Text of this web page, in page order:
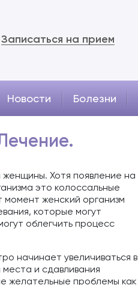
Записаться на прием
Новости Болезни
Хотя появление на
это колоссальные
момент женский организм
которые могут
облегчить процесс
начинает увеличиваться в
и сдавливания
желательные проблемы как